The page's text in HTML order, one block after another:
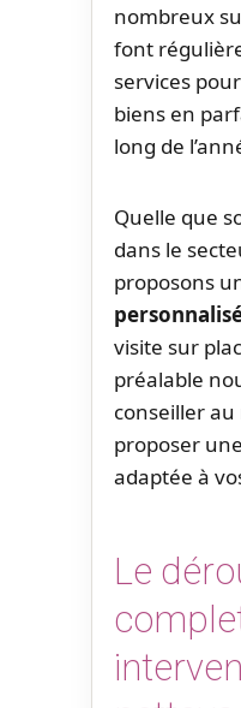
nombreux
font
services
biens en
long de
Quelle que
dans le
proposons
visite sur
préalable
conseiller
proposer
adaptée à
Le